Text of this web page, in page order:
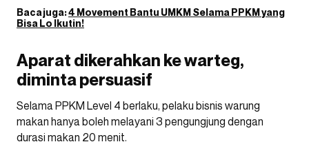
Baca juga:4 Movement Bantu UMKM Selama PPKM yang
Bisa Lo Ikutin!
Aparat dikerahkan ke warteg,
diminta persuasif
Selama PPKM Level 4 berlaku, pelaku bisnis warung
makan hanya boleh melayani 3 pengungjung dengan
durasi makan 20 menit.